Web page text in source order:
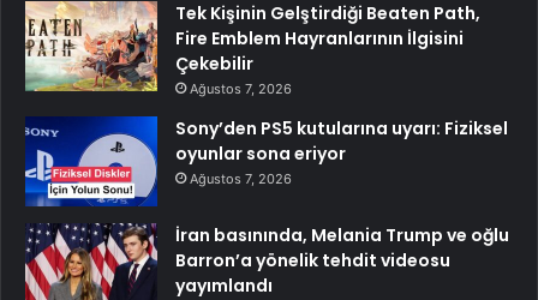
Tek Kişinin Gelştirdiği Beaten Path,
Fire Emblem Hayranlarının İlgisini
Çekebilir
Ağustos 7, 2026
Sony’den PS5 kutularına uyarı: Fiziksel
oyunlar sona eriyor
Ağustos 7, 2026
İran basınında, Melania Trump ve oğlu
Barron’a yönelik tehdit videosu
yayımlandı